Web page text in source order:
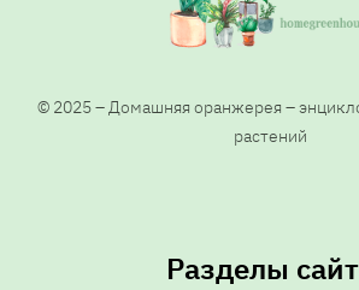
© 2025 – Домашняя оранжерея –
растений
Разделы